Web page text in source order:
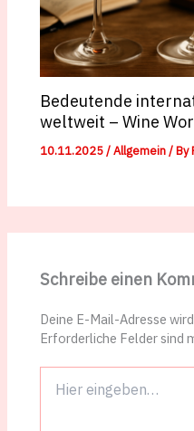
Bedeutende
weltweit – Wine
10.11.2025/Allgemein/ By
Schreibe einen
Deine E-Mail-Adresse
Erforderliche Felder sind
eingeben…